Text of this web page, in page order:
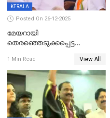
KERALA
Posted On 26-12-2025
മേയറായി
തെരഞ്ഞെടുക്കപ്പെട്ട
ആദ്യ വോട്ട് അസാധു; കണ്ണൂർ
ഡെപ്യൂട്ടി മേയർ സ്ഥാനത്ത്
താഹിറിന് വിജയം
1 Min Read View All